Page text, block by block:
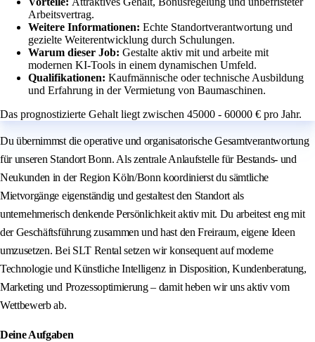
Arbeitsvertrag.
Weitere Informationen: Echte Standortverantwortung und
gezielte Weiterentwicklung durch Schulungen.
Warum dieser Job: Gestalte aktiv mit und arbeite mit
modernen KI-Tools in einem dynamischen Umfeld.
Qualifikationen: Kaufmännische oder technische Ausbildung
und Erfahrung in der Vermietung von Baumaschinen.
Das prognostizierte Gehalt liegt zwischen 45000 - 60000 € pro Jahr.
Du übernimmst die operative und organisatorische Gesamtverantwortung
für unseren Standort Bonn. Als zentrale Anlaufstelle für Bestands- und
Neukunden in der Region Köln/Bonn koordinierst du sämtliche
Mietvorgänge eigenständig und gestaltest den Standort als
unternehmerisch denkende Persönlichkeit aktiv mit. Du arbeitest eng mit
der Geschäftsführung zusammen und hast den Freiraum, eigene Ideen
umzusetzen. Bei SLT Rental setzen wir konsequent auf moderne
Technologie und Künstliche Intelligenz in Disposition, Kundenberatung,
Marketing und Prozessoptimierung – damit heben wir uns aktiv vom
Wettbewerb ab.
Deine Aufgaben